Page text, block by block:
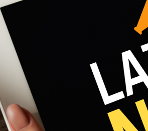
Mon - Fri 8:00am - 5:00pm